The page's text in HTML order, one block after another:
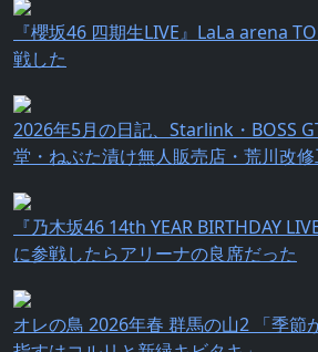
『櫻坂46 四期生LIVE』LaLa arena
戦した
2026年5月の日記、Starlink・BOSS
堂・ねぶた漬け無人販売店・荒川改
『乃⽊坂46 14th YEAR BIRTHDAY
に参戦したらアリーナの良席だった
オレの鳥 2026年春 群馬の山2 「季節